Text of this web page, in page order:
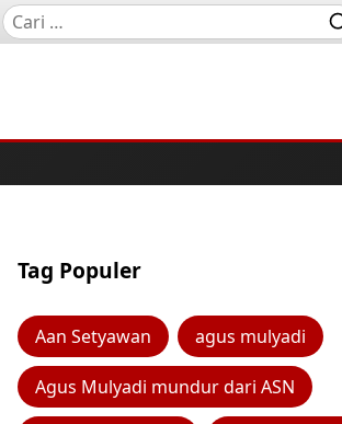
Tag Populer
Aan Setyawan agus mulyadi
Agus Mulyadi mundur dari ASN